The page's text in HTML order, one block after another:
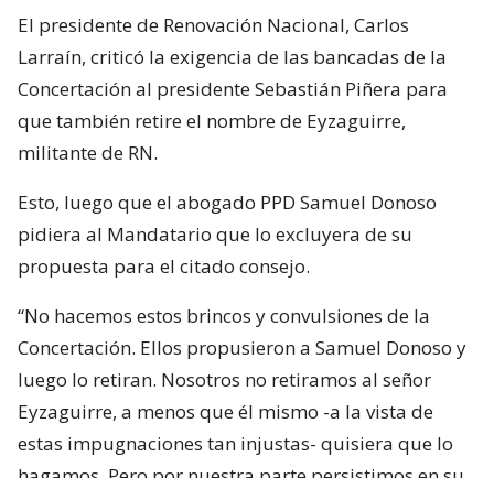
El presidente de Renovación Nacional, Carlos
Larraín, criticó la exigencia de las bancadas de la
Concertación al presidente Sebastián Piñera para
que también retire el nombre de Eyzaguirre,
militante de RN.
Esto, luego que el abogado PPD Samuel Donoso
pidiera al Mandatario que lo excluyera de su
propuesta para el citado consejo.
“No hacemos estos brincos y convulsiones de la
Concertación. Ellos propusieron a Samuel Donoso y
luego lo retiran. Nosotros no retiramos al señor
Eyzaguirre, a menos que él mismo -a la vista de
estas impugnaciones tan injustas- quisiera que lo